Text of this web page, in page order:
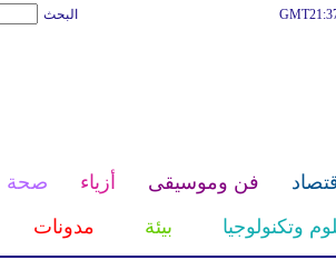
البحث
فن وموسيقى أزياء صحة
وتكنولوجيا بيئة مدونات